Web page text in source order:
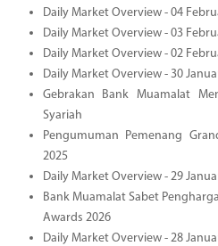
Daily Market Overview - 04
Daily Market Overview - 03
Daily Market Overview - 02
Daily Market Overview - 30
Gebrakan Bank Muamalat
Syariah
Pengumuman Pemenang
2025
Daily Market Overview - 29
Bank Muamalat Sabet
Awards 2026
Daily Market Overview - 28